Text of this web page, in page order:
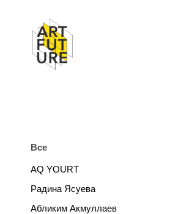
Все
AQ YOURT
Радина Ясуева
Абликим Акмуллаев